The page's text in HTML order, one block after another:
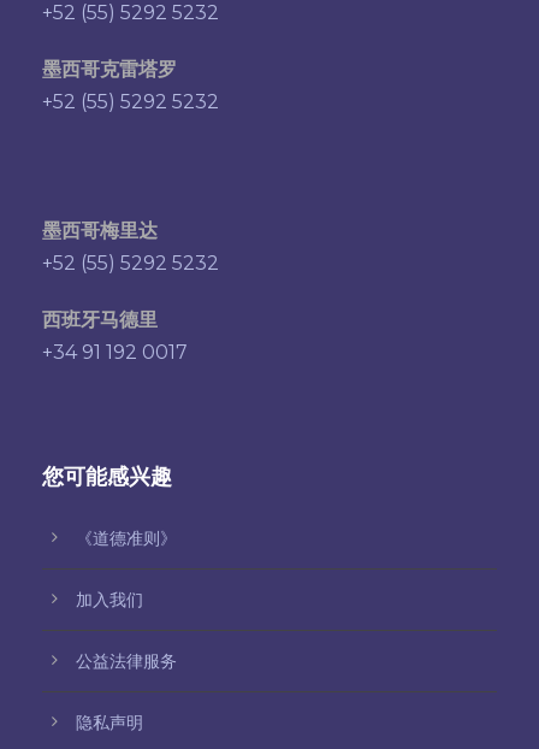
+52 (55) 5292 5232
墨西哥克雷塔罗
+52 (55) 5292 5232
墨西哥梅里达
+52 (55) 5292 5232
西班牙马德里
+34 91 192 0017
您可能感兴趣
《道德准则》
加入我们
公益法律服务
隐私声明